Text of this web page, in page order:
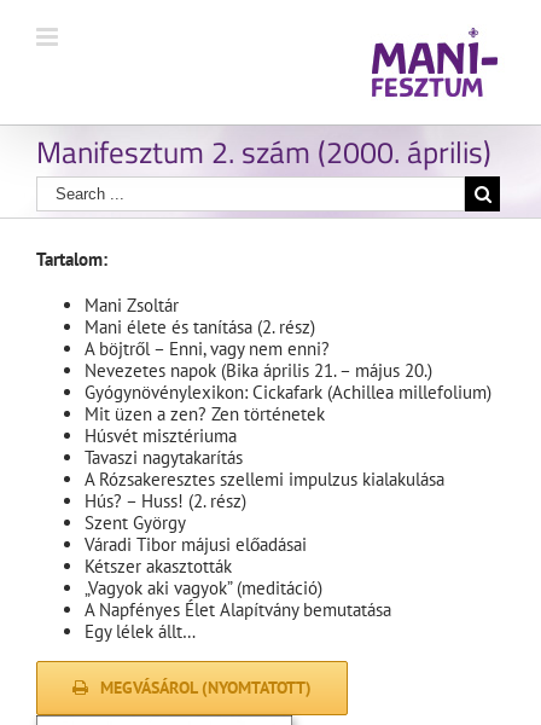
Manifesztum 2. szám (2000. április)
Tartalom:
Mani Zsoltár
Mani élete és tanítása (2. rész)
A böjtről – Enni, vagy nem enni?
Nevezetes napok (Bika április 21. – május 20.)
Gyógynövénylexikon: Cickafark (Achillea millefolium)
Mit üzen a zen? Zen történetek
Húsvét misztériuma
Tavaszi nagytakarítás
A Rózsakeresztes szellemi impulzus kialakulása
Hús? – Huss! (2. rész)
Szent György
Váradi Tibor májusi előadásai
Kétszer akasztották
„Vagyok aki vagyok” (meditáció)
A Napfényes Élet Alapítvány bemutatása
Egy lélek állt…
MEGVÁSÁROL (NYOMTATOTT)